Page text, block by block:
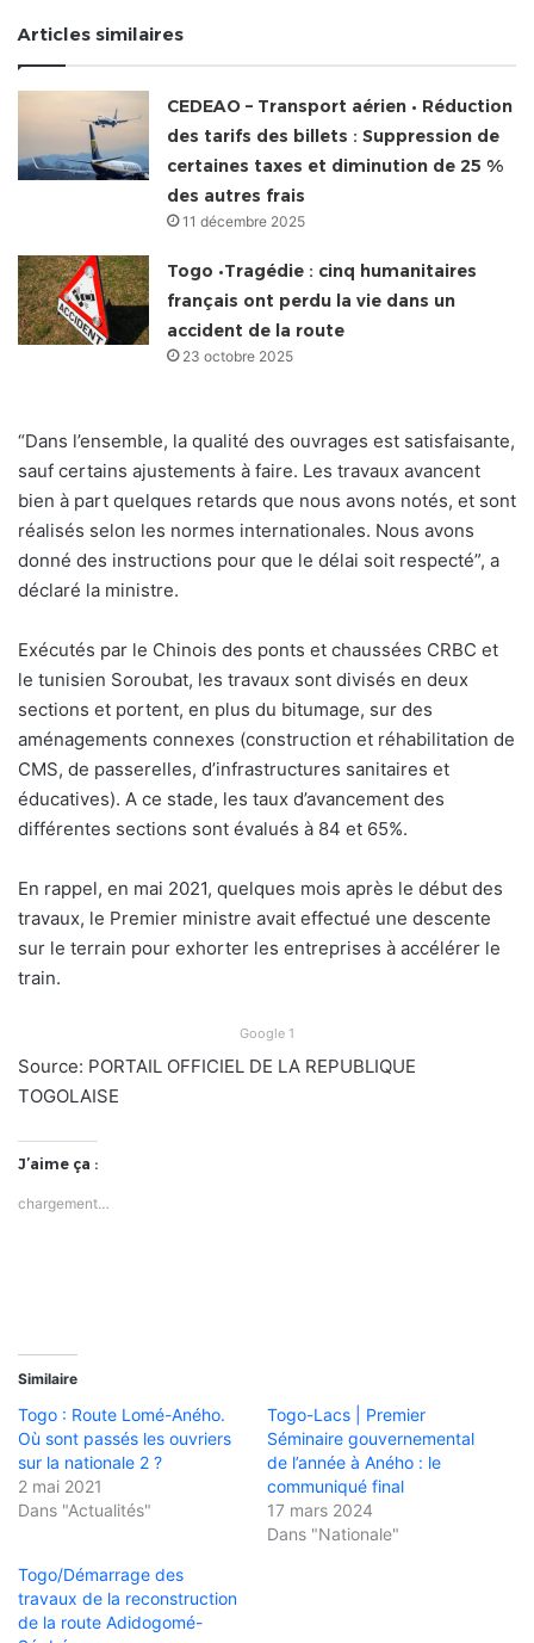
Articles similaires
CEDEAO – Transport aérien • Réduction
des tarifs des billets : Suppression de
certaines taxes et diminution de 25 %
des autres frais
11 décembre 2025
Togo •Tragédie : cinq humanitaires
français ont perdu la vie dans un
accident de la route
23 octobre 2025
“Dans l’ensemble, la qualité des ouvrages est satisfaisante,
sauf certains ajustements à faire. Les travaux avancent
bien à part quelques retards que nous avons notés, et sont
réalisés selon les normes internationales. Nous avons
donné des instructions pour que le délai soit respecté”, a
déclaré la ministre.
Exécutés par le Chinois des ponts et chaussées CRBC et
le tunisien Soroubat, les travaux sont divisés en deux
sections et portent, en plus du bitumage, sur des
aménagements connexes (construction et réhabilitation de
CMS, de passerelles, d’infrastructures sanitaires et
éducatives). A ce stade, les taux d’avancement des
différentes sections sont évalués à 84 et 65%.
En rappel, en mai 2021, quelques mois après le début des
travaux, le Premier ministre avait effectué une descente
sur le terrain pour exhorter les entreprises à accélérer le
train.
Google 1
Source: PORTAIL OFFICIEL DE LA REPUBLIQUE
TOGOLAISE
J’aime ça :
chargement…
Similaire
Togo : Route Lomé-Aného.
Où sont passés les ouvriers
sur la nationale 2 ?
2 mai 2021
Dans "Actualités"
Togo-Lacs | Premier
Séminaire gouvernemental
de l’année à Aného : le
communiqué final
17 mars 2024
Dans "Nationale"
Togo/Démarrage des
travaux de la reconstruction
de la route Adidogomé-